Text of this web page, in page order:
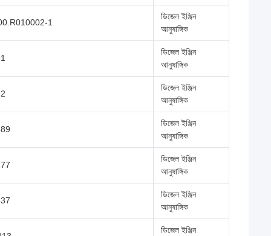
1
ডিজেল ইঞ্জিন
আনুষাঙ্গিক
ডিজেল ইঞ্জিন
আনুষাঙ্গিক
ডিজেল ইঞ্জিন
আনুষাঙ্গিক
ডিজেল ইঞ্জিন
আনুষাঙ্গিক
ডিজেল ইঞ্জিন
আনুষাঙ্গিক
ডিজেল ইঞ্জিন
আনুষাঙ্গিক
ডিজেল ইঞ্জিন